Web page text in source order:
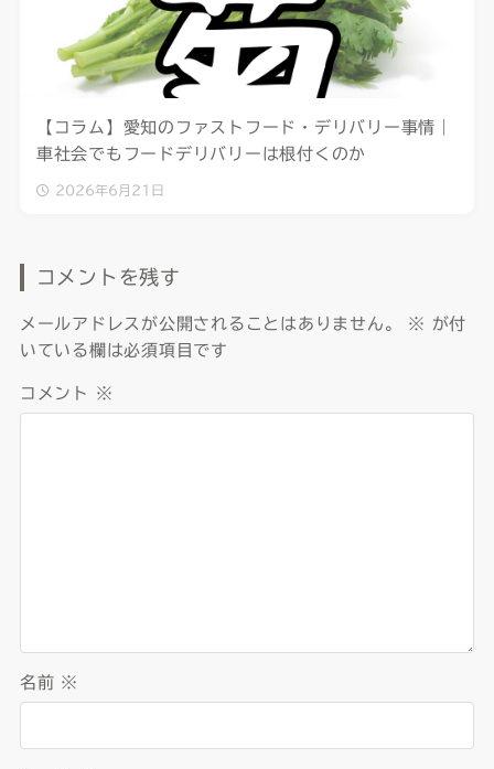
【コラム】愛知のファストフード・デリバリー事情｜
車社会でもフードデリバリーは根付くのか
2026年6月21日
コメントを残す
メールアドレスが公開されることはありません。 ※ が付
いている欄は必須項目です
コメント ※
名前 ※